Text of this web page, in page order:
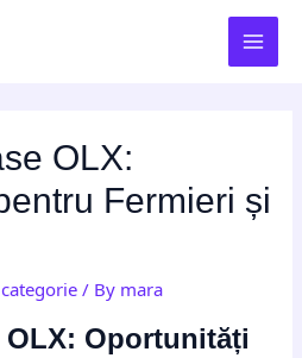
OLX:
Fermieri și
/ By mara
OLX: Oportunități